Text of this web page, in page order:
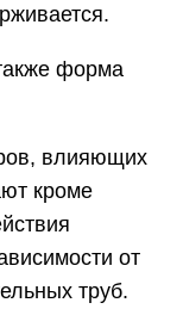
форма
влияющих
кроме
от
труб.